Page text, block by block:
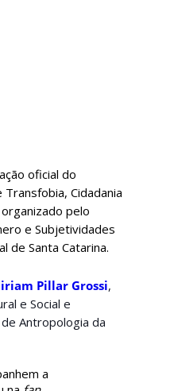
oficial do
Cidadania
pelo
e Subjetividades
de Santa Catarina.
Pillar Grossi,
e Social e
Antropologia da
a